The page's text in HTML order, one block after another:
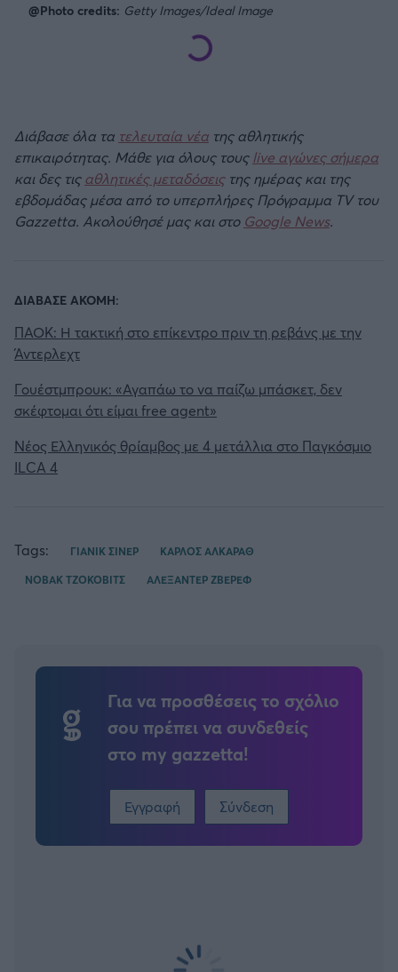
@Photo credits: Getty Images/Ideal Image
Διάβασε όλα τα τελευταία νέα της αθλητικής
επικαιρότητας. Μάθε για όλους τους live αγώνες σήμερα
και δες τιςαθλητικές μεταδόσειςτης ημέρας και της
εβδομάδας μέσα από το υπερπλήρες Πρόγραμμα TV του
Gazzetta. Ακολούθησέ μας και στο Google News.
ΔΙΑΒΑΣΕ ΑΚΟΜΗ:
ΠΑΟΚ: Η τακτική στο επίκεντρο πριν τη ρεβάνς με την
Άντερλεχτ
Γουέστμπρουκ: «Αγαπάω το να παίζω μπάσκετ, δεν
σκέφτομαι ότι είμαι free agent»
Νέος Ελληνικός θρίαμβος με 4 μετάλλια στο Παγκόσμιο
ILCA 4
Tags: ΓΙΑΝΙΚ ΣΙΝΕΡ
ΚΑΡΛΟΣ ΑΛΚΑΡΑΘ
ΝΟΒΑΚ ΤΖΟΚΟΒΙΤΣ
ΑΛΕΞΑΝΤΕΡ ΖΒΕΡΕΦ
Για να προσθέσεις το σχόλιο
σου πρέπει να συνδεθείς
στο my gazzetta!
Εγγραφή Σύνδεση